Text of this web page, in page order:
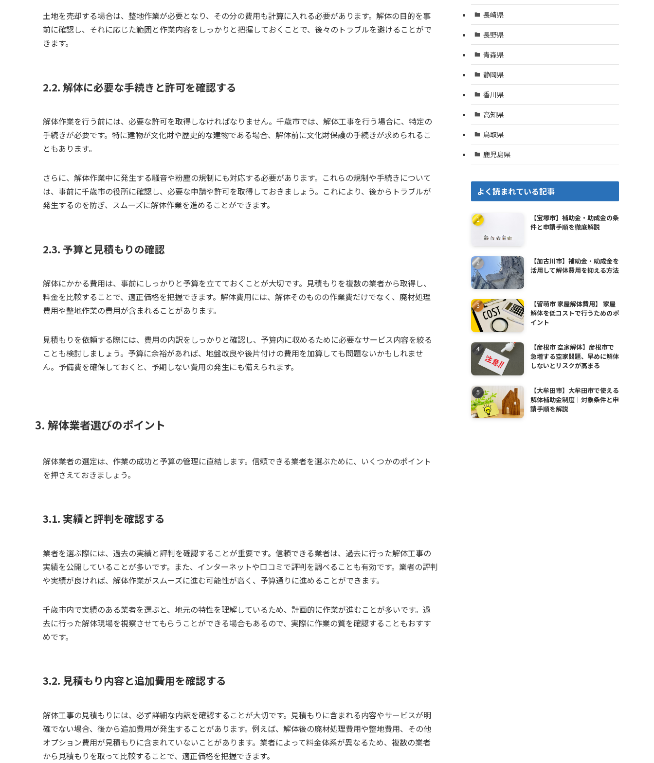
土地を売却する場合は、整地作業が必要となり、その分の費用も計算に入れる必要があります。解体の目的を事
前に確認し、それに応じた範囲と作業内容をしっかりと把握しておくことで、後々のトラブルを避けることがで
きます。
2.2. 解体に必要な手続きと許可を確認する
解体作業を行う前には、必要な許可を取得しなければなりません。千歳市では、解体工事を行う場合に、特定の
手続きが必要です。特に建物が文化財や歴史的な建物である場合、解体前に文化財保護の手続きが求められるこ
ともあります。
さらに、解体作業中に発生する騒音や粉塵の規制にも対応する必要があります。これらの規制や手続きについて
は、事前に千歳市の役所に確認し、必要な申請や許可を取得しておきましょう。これにより、後からトラブルが
発生するのを防ぎ、スムーズに解体作業を進めることができます。
2.3. 予算と見積もりの確認
解体にかかる費用は、事前にしっかりと予算を立てておくことが大切です。見積もりを複数の業者から取得し、
料金を比較することで、適正価格を把握できます。解体費用には、解体そのものの作業費だけでなく、廃材処理
費用や整地作業の費用が含まれることがあります。
見積もりを依頼する際には、費用の内訳をしっかりと確認し、予算内に収めるために必要なサービス内容を絞る
ことも検討しましょう。予算に余裕があれば、地盤改良や後片付けの費用を加算しても問題ないかもしれませ
ん。予備費を確保しておくと、予期しない費用の発生にも備えられます。
3. 解体業者選びのポイント
解体業者の選定は、作業の成功と予算の管理に直結します。信頼できる業者を選ぶために、いくつかのポイント
を押さえておきましょう。
3.1. 実績と評判を確認する
業者を選ぶ際には、過去の実績と評判を確認することが重要です。信頼できる業者は、過去に行った解体工事の
実績を公開していることが多いです。また、インターネットや口コミで評判を調べることも有効です。業者の評判
や実績が良ければ、解体作業がスムーズに進む可能性が高く、予算通りに進めることができます。
千歳市内で実績のある業者を選ぶと、地元の特性を理解しているため、計画的に作業が進むことが多いです。過
去に行った解体現場を視察させてもらうことができる場合もあるので、実際に作業の質を確認することもおすす
めです。
3.2. 見積もり内容と追加費用を確認する
解体工事の見積もりには、必ず詳細な内訳を確認することが大切です。見積もりに含まれる内容やサービスが明
確でない場合、後から追加費用が発生することがあります。例えば、解体後の廃材処理費用や整地費用、その他
オプション費用が見積もりに含まれていないことがあります。業者によって料金体系が異なるため、複数の業者
から見積もりを取って比較することで、適正価格を把握できます。
長崎県
長野県
青森県
静岡県
香川県
高知県
鳥取県
鹿児島県
よく読まれている記事
【宝塚市】補助金・助成金の条
件と申請手順を徹底解説
【加古川市】補助金・助成金を
活用して解体費用を抑える方法
【留萌市 家屋解体費用】 家屋
解体を低コストで行うためのポ
イント
【彦根市 空家解体】彦根市で
急増する空家問題、早めに解体
しないとリスクが高まる
【大牟田市】大牟田市で使える
解体補助金制度｜対象条件と申
請手順を解説